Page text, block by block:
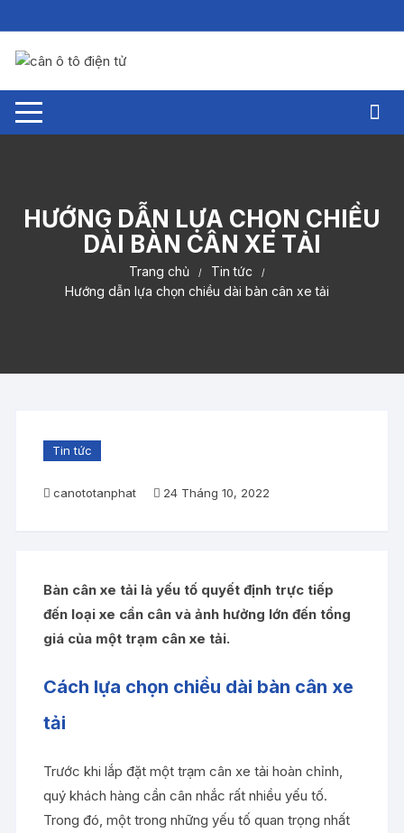
tới
nội
HƯỚNG DẪN LỰA CHỌN CHIỀU
DÀI BÀN CÂN XE TẢI
Trang chủ
Tin tức
Hướng dẫn lựa chọn chiều dài bàn cân xe tải
Tin tức
canototanphat 24 Tháng 10, 2022
Bàn cân xe tải là yếu tố quyết định trực tiếp
đến loại xe cần cân và ảnh hưởng lớn đến tổng
giá của một trạm cân xe tải.
Cách lựa chọn chiều dài bàn cân xe
tải
Trước khi lắp đặt một trạm cân xe tải hoàn chỉnh,
quý khách hàng cần cân nhắc rất nhiều yếu tố.
Trong đó, một trong những yếu tố quan trọng nhất